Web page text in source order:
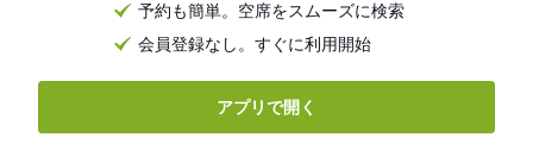
予約も簡単。空席をスムーズに検索
会員登録なし。すぐに利用開始
アプリで開く